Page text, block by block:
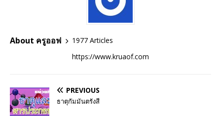
About ครูออฟ
1977 Articles
https://www.kruaof.com
PREVIOUS
ธาตุกัมมันตรังสี